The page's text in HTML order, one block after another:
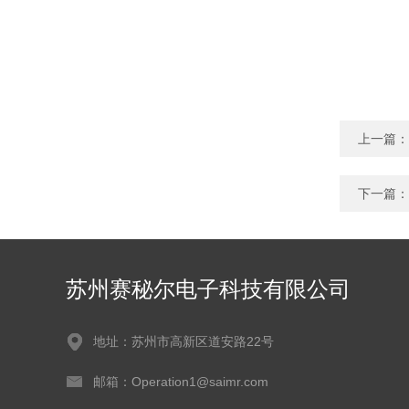
上一篇：
下一篇：
苏州赛秘尔电子科技有限公司
地址：苏州市高新区道安路22号
邮箱：Operation1@saimr.com